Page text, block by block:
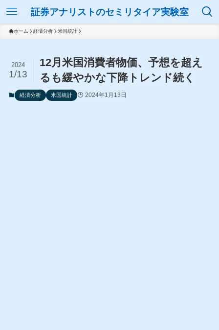
証券アナリストのセミリタイア実験室
ホーム 経済分析 米国統計
12月米国消費者物価、予想を超え
るも緩やかな下降トレンド続く
2024
1/13
経済分析 米国統計 2024年1月13日